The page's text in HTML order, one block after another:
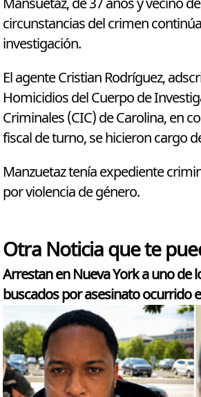
circunstancias del crimen
investigación.
El agente Cristian Rodríguez,
Homicidios del Cuerpo de
Criminales (CIC) de Carolina, en
fiscal de turno, se hicieron cargo
Manzuetaz tenía expediente
por violencia de género.
Otra Noticia que te
Arrestan en Nueva York a uno de
buscados por asesinato ocurrido